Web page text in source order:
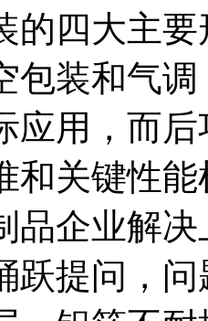
的四大主
包装和气
应用，而
和关键性
品企业解
跃提问，